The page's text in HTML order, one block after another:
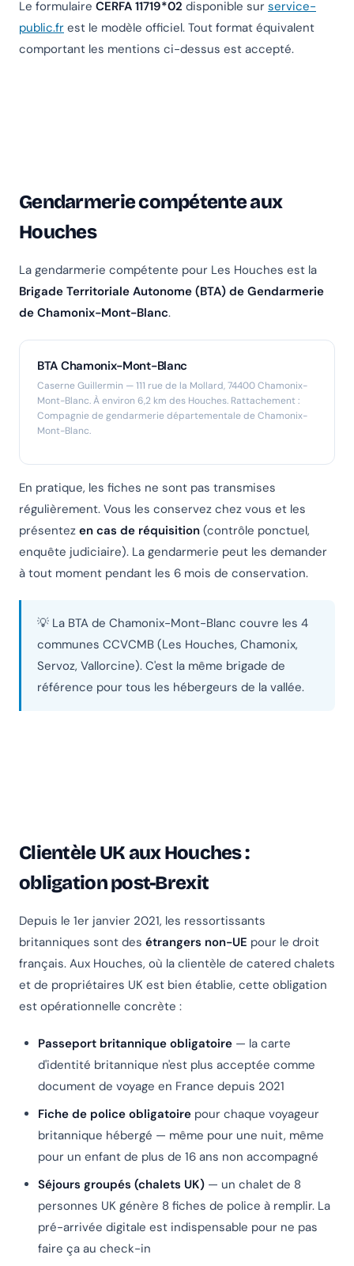
Le formulaire CERFA 11719*02 disponible sur service-
public.fr est le modèle officiel. Tout format équivalent
comportant les mentions ci-dessus est accepté.
Gendarmerie compétente aux
Houches
La gendarmerie compétente pour Les Houches est la
Brigade Territoriale Autonome (BTA) de Gendarmerie
de Chamonix-Mont-Blanc.
BTA Chamonix-Mont-Blanc
Caserne Guillermin — 111 rue de la Mollard, 74400 Chamonix-
Mont-Blanc. À environ 6,2 km des Houches. Rattachement :
Compagnie de gendarmerie départementale de Chamonix-
Mont-Blanc.
En pratique, les fiches ne sont pas transmises
régulièrement. Vous les conservez chez vous et les
présentez en cas de réquisition (contrôle ponctuel,
enquête judiciaire). La gendarmerie peut les demander
à tout moment pendant les 6 mois de conservation.
💡 La BTA de Chamonix-Mont-Blanc couvre les 4
communes CCVCMB (Les Houches, Chamonix,
Servoz, Vallorcine). C'est la même brigade de
référence pour tous les hébergeurs de la vallée.
Clientèle UK aux Houches :
obligation post-Brexit
Depuis le 1er janvier 2021, les ressortissants
britanniques sont des étrangers non-UE pour le droit
français. Aux Houches, où la clientèle de catered chalets
et de propriétaires UK est bien établie, cette obligation
est opérationnelle concrète :
Passeport britannique obligatoire — la carte
d'identité britannique n'est plus acceptée comme
document de voyage en France depuis 2021
Fiche de police obligatoire pour chaque voyageur
britannique hébergé — même pour une nuit, même
pour un enfant de plus de 16 ans non accompagné
Séjours groupés (chalets UK) — un chalet de 8
personnes UK génère 8 fiches de police à remplir. La
pré-arrivée digitale est indispensable pour ne pas
faire ça au check-in